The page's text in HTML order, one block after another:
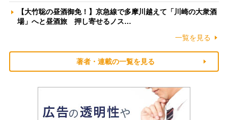
【大竹聡の昼酒御免！】京急線で多摩川越えて「川崎の大衆酒
場」へと昼酒旅 押し寄せるノス…
一覧を見る
著者・連載の一覧を見る